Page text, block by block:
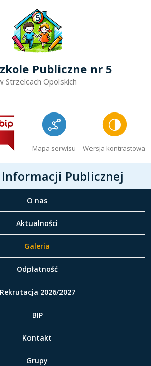
Publiczne nr 5
Strzelcach Opolskich
Mapa serwisu Wersja kontrastowa
Publicznej
O nas
Aktualności
Galeria
Odpłatność
Rekrutacja 2026/2027
BIP
Kontakt
Grupy